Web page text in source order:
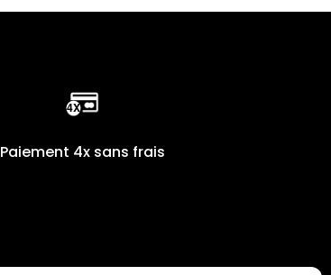
Paiement 4x sans frais